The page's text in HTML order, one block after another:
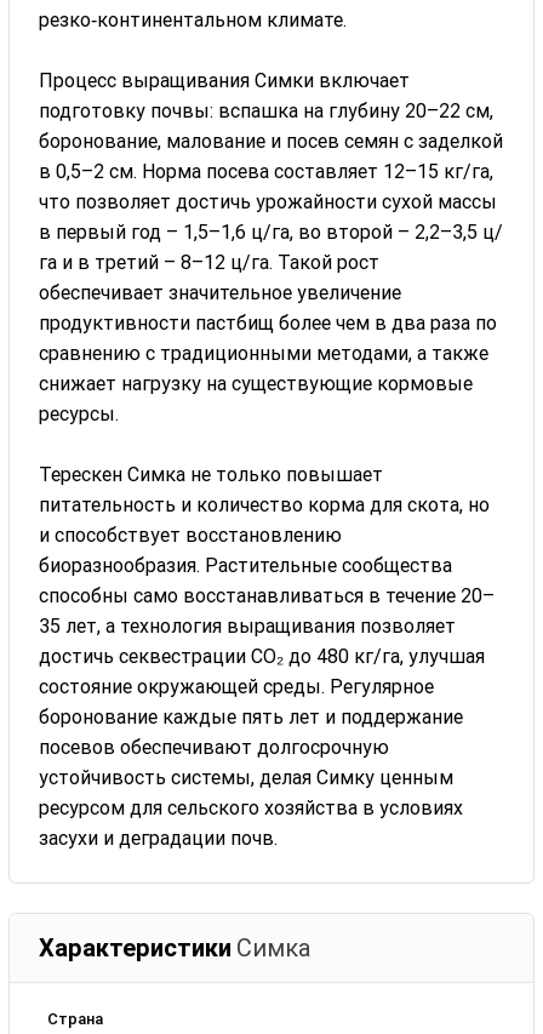
резко‑континентальном климате.
Процесс выращивания Симки включает
подготовку почвы: вспашка на глубину 20–22 см,
боронование, малование и посев семян с заделкой
в 0,5–2 см. Норма посева составляет 12–15 кг/га,
что позволяет достичь урожайности сухой массы
в первый год – 1,5–1,6 ц/га, во второй – 2,2–3,5 ц/
га и в третий – 8–12 ц/га. Такой рост
обеспечивает значительное увеличение
продуктивности пастбищ более чем в два раза по
сравнению с традиционными методами, а также
снижает нагрузку на существующие кормовые
ресурсы.
Терескен Симка не только повышает
питательность и количество корма для скота, но
и способствует восстановлению
биоразнообразия. Растительные сообщества
способны само восстанавливаться в течение 20–
35 лет, а технология выращивания позволяет
достичь секвестрации CO₂ до 480 кг/га, улучшая
состояние окружающей среды. Регулярное
боронование каждые пять лет и поддержание
посевов обеспечивают долгосрочную
устойчивость системы, делая Симку ценным
ресурсом для сельского хозяйства в условиях
засухи и деградации почв.
Характеристики Симка
Страна